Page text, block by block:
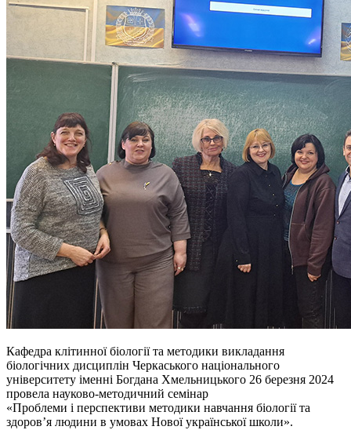
Кафедра клітинної біології та методики викладання
біологічних дисциплін Черкаського національного
університету іменні Богдана Хмельницького 26 березня 2024
провела науково-методичний семінар
«Проблеми і перспективи методики навчання біології та
здоров’я людини в умовах Нової української школи».